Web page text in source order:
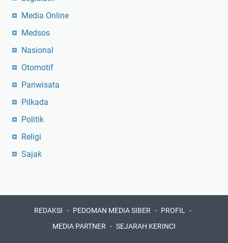
Media Online
Medsos
Nasional
Otomotif
Pariwisata
Pilkada
Politik
Religi
Sajak
REDAKSI PEDOMAN MEDIA SIBER
PROFIL
MEDIA PARTNER
SEJARAH KERINCI